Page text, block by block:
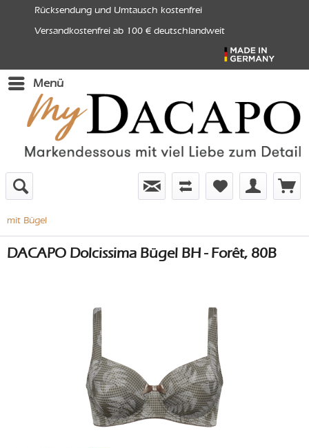
Rücksendung und Umtausch kostenfrei
Versandkostenfrei ab 100 € deutschlandweit
Menü
mit Bügel
DACAPO Dolcissima Bügel BH - Forêt, 80B